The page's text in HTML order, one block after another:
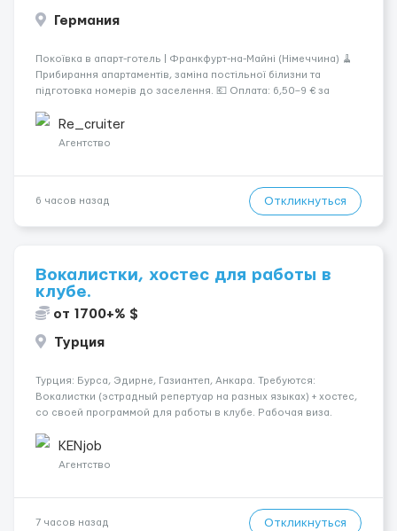
Германия
Покоївка в апарт-готель | Франкфурт-на-Майні (Німеччина) 🧹
Прибирання апартаментів, заміна постільної білизни та
підготовка номерів до заселення. 💶 Оплата: 6,50–9 € за
близько 2000 € на місяць (після вирахув...
Re_cruiter
Агентство
6 часов назад Откликнуться
Вокалистки, хостес для работы в
клубе.
от 1700+% $
Турция
Турция: Бурса, Эдирне, Газиантеп, Анкара. Требуются:
Вокалистки (эстрадный репертуар на разных языках) + хостеc,
со своей программой для работы в клубе. Рабочая виза.
одного до трех месяцев. Мед. страховка. Высокая зарплат...
KENjob
Агентство
7 часов назад Откликнуться